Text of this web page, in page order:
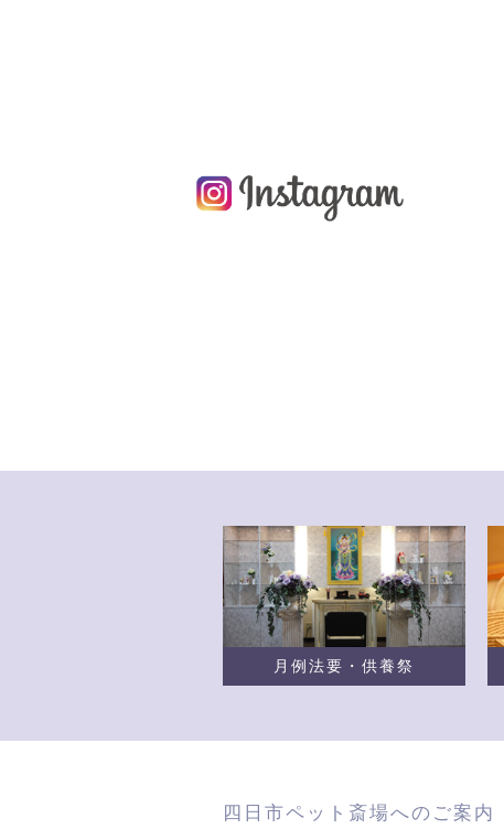
マナー講師の方を
下記製品の価格改定
大変恐縮ではござい
▽エンジェル棺（商
・M（
・L（
月例法要・供養祭
四日市ペット斎場へのご案内